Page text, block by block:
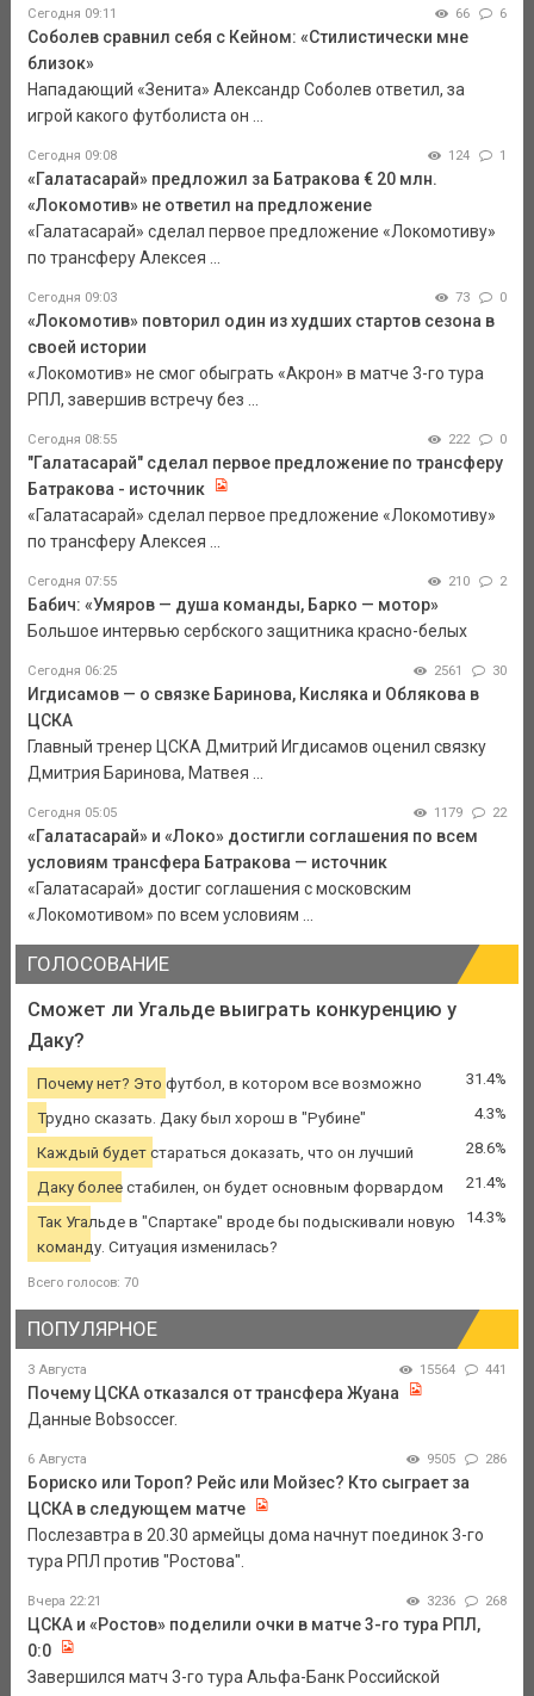
Сегодня 09:11 66 6
Соболев сравнил себя с Кейном: «Стилистически мне
близок»
Нападающий «Зенита» Александр Соболев ответил, за
игрой какого футболиста он ...
Сегодня 09:08 124 1
«Галатасарай» предложил за Батракова € 20 млн.
«Локомотив» не ответил на предложение
«Галатасарай» сделал первое предложение «Локомотиву»
по трансферу Алексея ...
Сегодня 09:03 73 0
«Локомотив» повторил один из худших стартов сезона в
своей истории
«Локомотив» не смог обыграть «Акрон» в матче 3-го тура
РПЛ, завершив встречу без ...
Сегодня 08:55 222 0
"Галатасарай" сделал первое предложение по трансферу
Батракова - источник
«Галатасарай» сделал первое предложение «Локомотиву»
по трансферу Алексея ...
Сегодня 07:55 210 2
Бабич: «Умяров — душа команды, Барко — мотор»
Большое интервью сербского защитника красно-белых
Сегодня 06:25 2561 30
Игдисамов — о связке Баринова, Кисляка и Облякова в
ЦСКА
Главный тренер ЦСКА Дмитрий Игдисамов оценил связку
Дмитрия Баринова, Матвея ...
Сегодня 05:05 1179 22
«Галатасарай» и «Локо» достигли соглашения по всем
условиям трансфера Батракова — источник
«Галатасарай» достиг соглашения с московским
«Локомотивом» по всем условиям ...
ГОЛОСОВАНИЕ
Сможет ли Угальде выиграть конкуренцию у
Даку?
Почему нет? Это футбол, в котором все возможно 31.4%
Трудно сказать. Даку был хорош в "Рубине" 4.3%
Каждый будет стараться доказать, что он лучший 28.6%
Даку более стабилен, он будет основным форвардом 21.4%
Так Угальде в "Спартаке" вроде бы подыскивали новую
команду. Ситуация изменилась?
14.3%
Всего голосов: 70
ПОПУЛЯРНОЕ
3 Августа 15564 441
Почему ЦСКА отказался от трансфера Жуана
Данные Bobsoccer.
6 Августа 9505 286
Бориско или Тороп? Рейс или Мойзес? Кто сыграет за
ЦСКА в следующем матче
Послезавтра в 20.30 армейцы дома начнут поединок 3-го
тура РПЛ против "Ростова".
Вчера 22:21 3236 268
ЦСКА и «Ростов» поделили очки в матче 3-го тура РПЛ,
0:0
Завершился матч 3-го тура Альфа-Банк Российской